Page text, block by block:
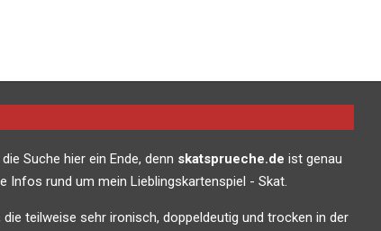
Suche hier ein Ende, denn skatsprueche.de ist genau
Infos rund um mein Lieblingskartenspiel - Skat.
teilweise sehr ironisch, doppeldeutig und trocken in der